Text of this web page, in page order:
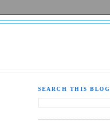
SEARCH THIS BLOG